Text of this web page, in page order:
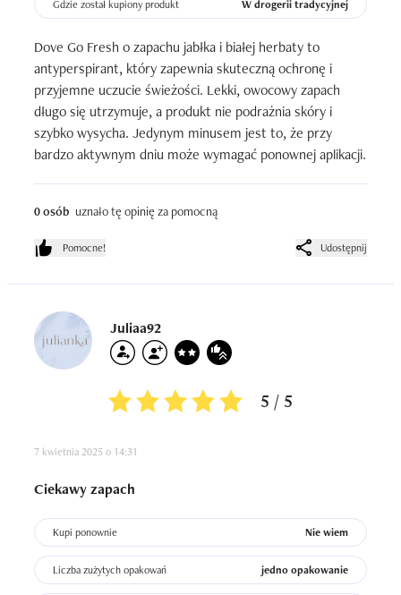
Gdzie został kupiony produkt W drogerii tradycyjnej
Dove Go Fresh o zapachu jabłka i białej herbaty to
antyperspirant, który zapewnia skuteczną ochronę i
przyjemne uczucie świeżości. Lekki, owocowy zapach
długo się utrzymuje, a produkt nie podrażnia skóry i
szybko wysycha. Jedynym minusem jest to, że przy
bardzo aktywnym dniu może wymagać ponownej aplikacji.
0 osób uznało tę opinię za pomocną
Pomocne! Udostępnij
Juliaa92
5 / 5
7 kwietnia 2025 o 14:31
Ciekawy zapach
Kupi ponownie Nie wiem
Liczba zużytych opakowań jedno opakowanie